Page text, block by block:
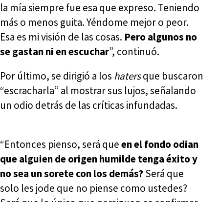
la mía siempre fue esa que expreso. Teniendo
más o menos guita. Yéndome mejor o peor.
Esa es mi visión de las cosas. Pero algunos no
se gastan ni en escuchar”, continuó.
Por último, se dirigió a los hatersque buscaron
“escracharla” al mostrar sus lujos, señalando
un odio detrás de las críticas infundadas.
“Entonces pienso, será queen el fondo odian
que alguien de origen humilde tenga éxito y
no sea un sorete con los demás?Será que
solo les jode que no piense como ustedes?